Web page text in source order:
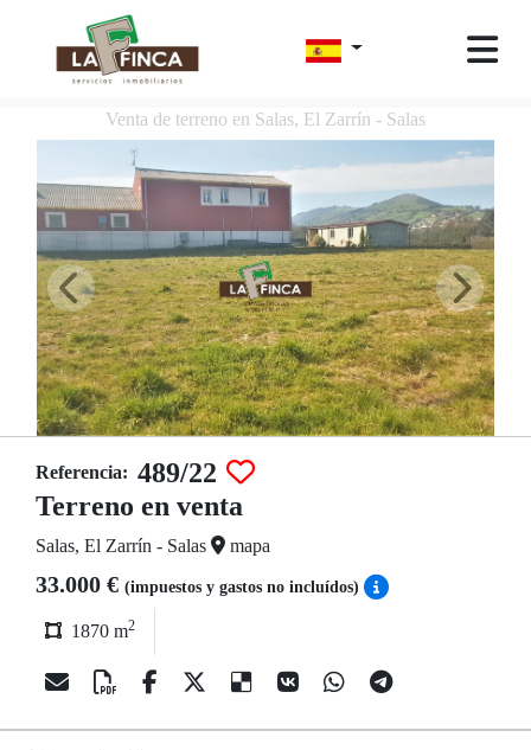
Venta de terreno en Salas, El Zarrín - Salas
Referencia: 489/22
Terreno en venta
Salas, El Zarrín - Salas mapa
33.000 € (impuestos y gastos no incluídos)
1870 m2